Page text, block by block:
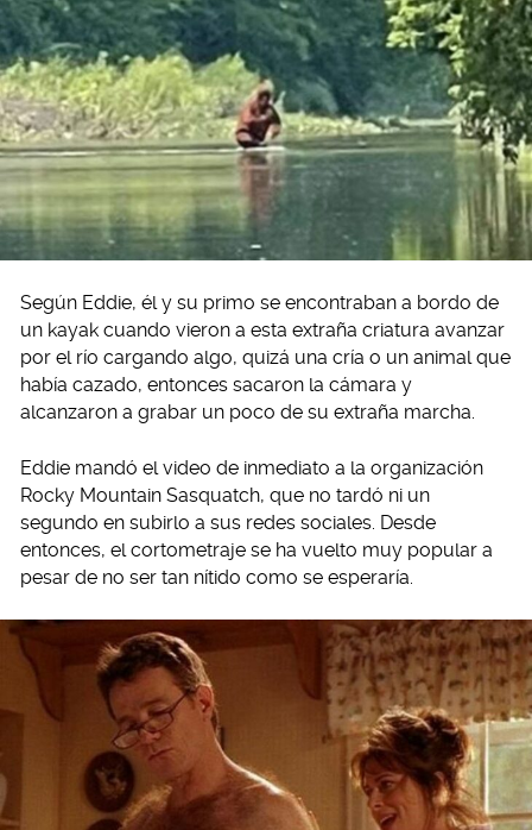
Según Eddie, él y su primo se encontraban a bordo de
un kayak cuando vieron a esta extraña criatura avanzar
por el río cargando algo, quizá una cría o un animal que
había cazado, entonces sacaron la cámara y
alcanzaron a grabar un poco de su extraña marcha.
Eddie mandó el video de inmediato a la organización
Rocky Mountain Sasquatch, que no tardó ni un
segundo en subirlo a sus redes sociales. Desde
entonces, el cortometraje se ha vuelto muy popular a
pesar de no ser tan nítido como se esperaría.